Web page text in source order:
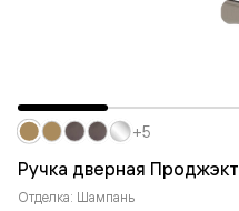
Ручка дверная Проджэкт
Отделка: Шампань
+5